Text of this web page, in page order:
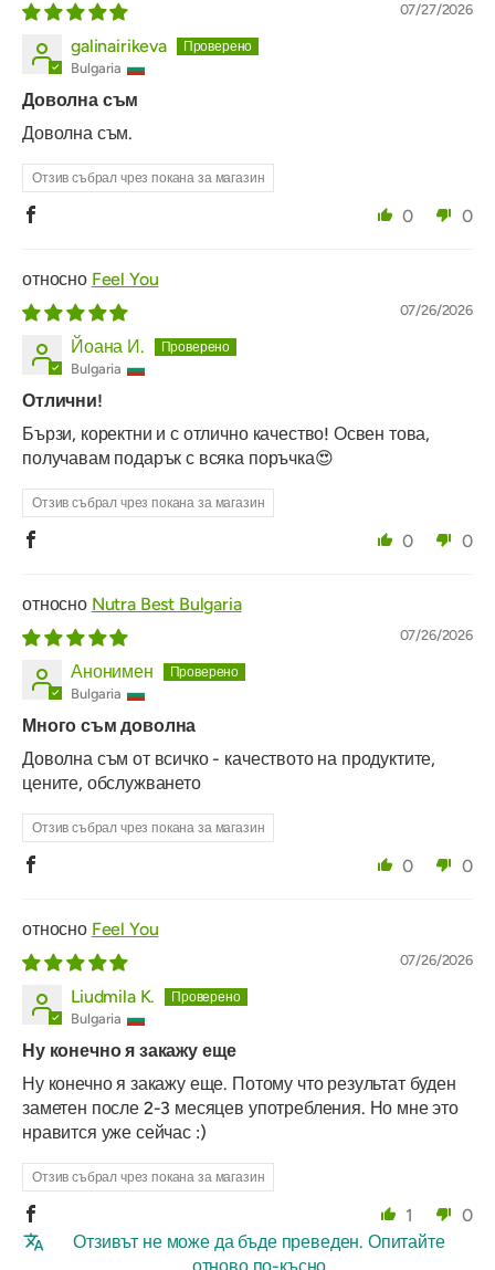
07/27/2026
galinairikeva
Bulgaria
Доволна съм
Доволна съм.
Отзив събрал чрез покана за магазин
0 0
Feel You
07/26/2026
Йоана И.
Bulgaria
Отлични!
Бързи, коректни и с отлично качество! Освен това,
получавам подарък с всяка поръчка😍
Отзив събрал чрез покана за магазин
0 0
Nutra Best Bulgaria
07/26/2026
Анонимен
Bulgaria
Много съм доволна
Доволна съм от всичко - качеството на продуктите,
цените, обслужването
Отзив събрал чрез покана за магазин
0 0
Feel You
07/26/2026
Liudmila K.
Bulgaria
Ну конечно я закажу еще
Ну конечно я закажу еще. Потому что результат буден
заметен после 2-3 месяцев употребления. Но мне это
нравится уже сейчас :)
Отзив събрал чрез покана за магазин
1
0
Отзивът не може да бъде преведен. Опитайте